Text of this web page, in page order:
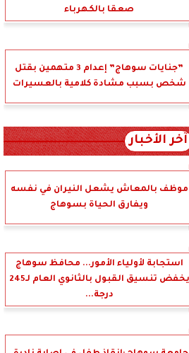
صعقا بالكهرباء
”جنايات سوهاج” إعدام 3 متهمين بقتل
شخص بسبب مشادة كلامية بالعسيرات
آخر الأخبار
موظف بالمعاش يشعل النيران في نفسه
ويفارق الحياة بسوهاج
استجابة لأولياء الأمور... محافظ سوهاج
يخفض تنسيق القبول بالثانوي العام لـ245
درجة...